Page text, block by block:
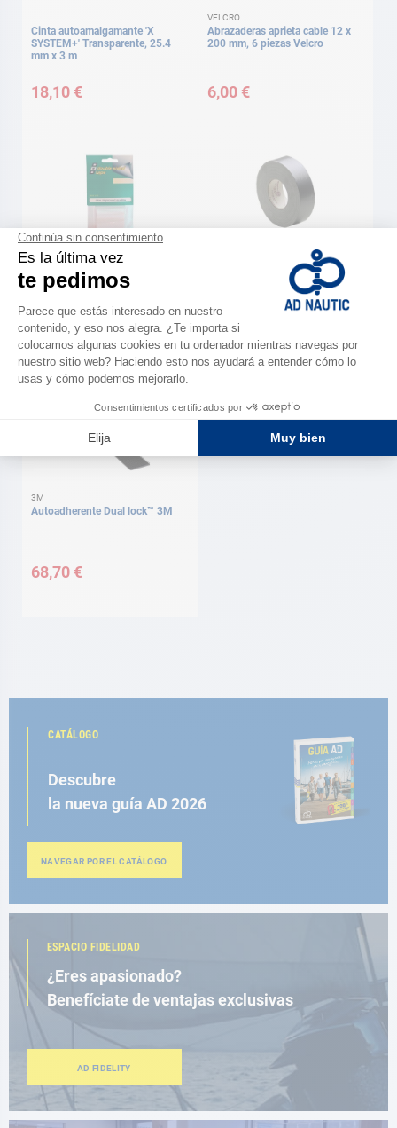
Cinta autoamalgamante 'X
SYSTEM+' Transparente, 25.4
mm x 3 m
18,10 €
VELCRO
Abrazaderas aprieta cable 12 x
200 mm, 6 piezas Velcro
6,00 €
PSP
Adhesivo doble cara 5m x 50 mm
Psp
9,00 €
Greytape 48 mm x 55 m Nashua
50,00 €
3M
Autoadherente Dual lock™ 3M
68,70 €
CATÁLOGO
Descubre
la nueva guía AD 2026
NAVEGAR POR EL CATÁLOGO
ESPACIO FIDELIDAD
¿Eres apasionado?
Benefíciate de ventajas exclusivas
AD FIDELITY